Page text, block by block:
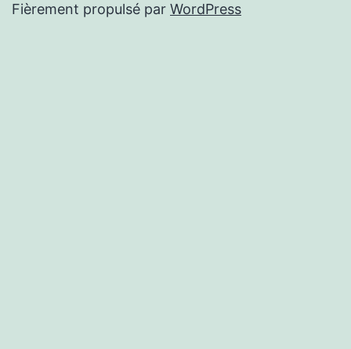
Fièrement propulsé par WordPress